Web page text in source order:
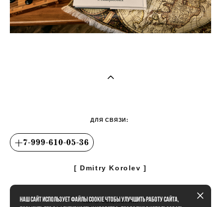
ДЛЯ СВЯЗИ:
+7-999-610-05-36
​[ Dmitry Korolev ]
МЫ В СОЦ.СЕТЯХ:
Наш сайт использует файлы cookie чтобы улучшить работу сайта,